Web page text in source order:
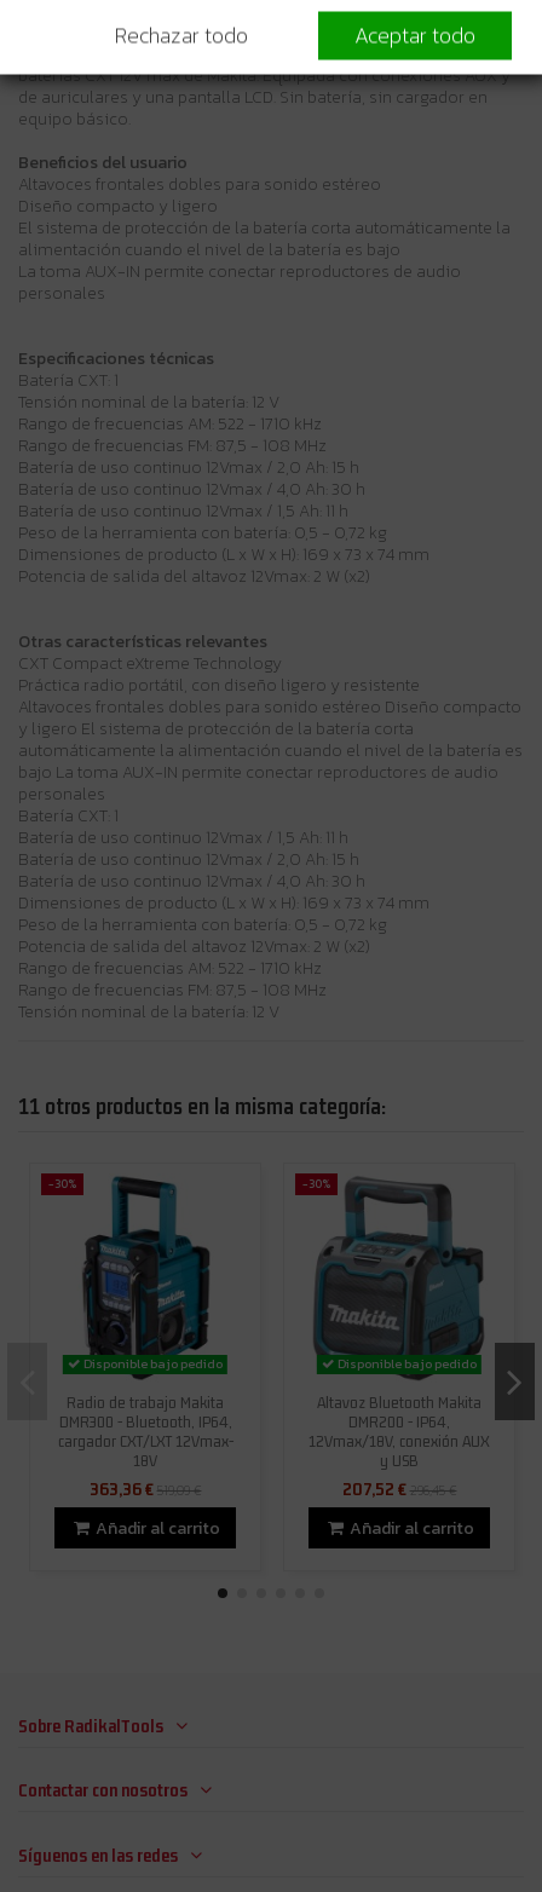
Radio a batería con dos altavoces frontales, que funciona con las
baterías CXT 12V max de Makita. Equipada con conexiones AUX y
de auriculares y una pantalla LCD. Sin batería, sin cargador en
equipo básico.
Beneficios del usuario
Altavoces frontales dobles para sonido estéreo
Diseño compacto y ligero
El sistema de protección de la batería corta automáticamente la
alimentación cuando el nivel de la batería es bajo
La toma AUX-IN permite conectar reproductores de audio
personales
Especificaciones técnicas
Batería CXT: 1
Tensión nominal de la batería: 12 V
Rango de frecuencias AM: 522 - 1710 kHz
Rango de frecuencias FM: 87,5 - 108 MHz
Batería de uso continuo 12Vmax / 2,0 Ah: 15 h
Batería de uso continuo 12Vmax / 4,0 Ah: 30 h
Batería de uso continuo 12Vmax / 1,5 Ah: 11 h
Peso de la herramienta con batería: 0,5 - 0,72 kg
Dimensiones de producto (L x W x H): 169 x 73 x 74 mm
Potencia de salida del altavoz 12Vmax: 2 W (x2)
Otras características relevantes
CXT Compact eXtreme Technology
Práctica radio portátil, con diseño ligero y resistente
Altavoces frontales dobles para sonido estéreo Diseño compacto
y ligero El sistema de protección de la batería corta
automáticamente la alimentación cuando el nivel de la batería es
bajo La toma AUX-IN permite conectar reproductores de audio
personales
Batería CXT: 1
Batería de uso continuo 12Vmax / 1,5 Ah: 11 h
Batería de uso continuo 12Vmax / 2,0 Ah: 15 h
Batería de uso continuo 12Vmax / 4,0 Ah: 30 h
Dimensiones de producto (L x W x H): 169 x 73 x 74 mm
Peso de la herramienta con batería: 0,5 - 0,72 kg
Potencia de salida del altavoz 12Vmax: 2 W (x2)
Rango de frecuencias AM: 522 - 1710 kHz
Rango de frecuencias FM: 87,5 - 108 MHz
Tensión nominal de la batería: 12 V
11 otros productos en la misma categoría:
-30%
Disponible bajo pedido
Radio de trabajo Makita
DMR300 - Bluetooth, IP64,
cargador CXT/LXT 12Vmax-
18V
363,36 €519,09 €
Añadir al carrito
-30%
Disponible bajo pedido
Altavoz Bluetooth Makita
DMR200 - IP64,
12Vmax/18V, conexión AUX
y USB
207,52 €296,45 €
Añadir al carrito
Sobre RadikalTools
Contactar con nosotros
Síguenos en las redes
Rechazar todo
Aceptar todo